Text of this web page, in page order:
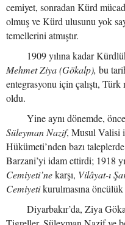
cemiyet, sonradan Kürd
olmuş ve Kürd ulusunu yok
temellerini atmıştır.
1909 yılına kadar Kürdlük
Mehmet Ziya (Gökalp), bu
entegrasyonu için çalıştı,
oldu.
Yine aynı dönemde,
Süleyman Nazif, Musul Valisi
Hükümeti’nden bazı
Barzani’yi idam ettirdi; 1918
Cemiyeti’nekarşı, Vilâyat-ı
Cemiyetikurulmasına öncülük
Diyarbakır’da, Ziya